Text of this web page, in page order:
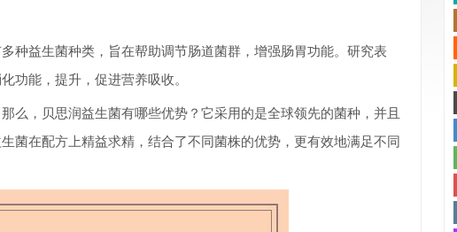
种益生菌种类，旨在帮助调节肠道菌群，增强肠胃功能。研究表
功能，提升，促进营养吸收。
么，贝思润益生菌有哪些优势？它采用的是全球领先的菌种，并且
菌在配方上精益求精，结合了不同菌株的优势，更有效地满足不同